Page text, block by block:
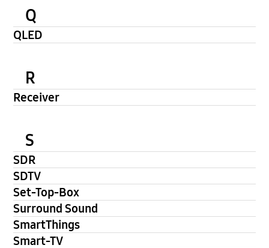
Q
QLED
R
Receiver
S
SDR
SDTV
Set-Top-Box
Surround Sound
SmartThings
Smart-TV